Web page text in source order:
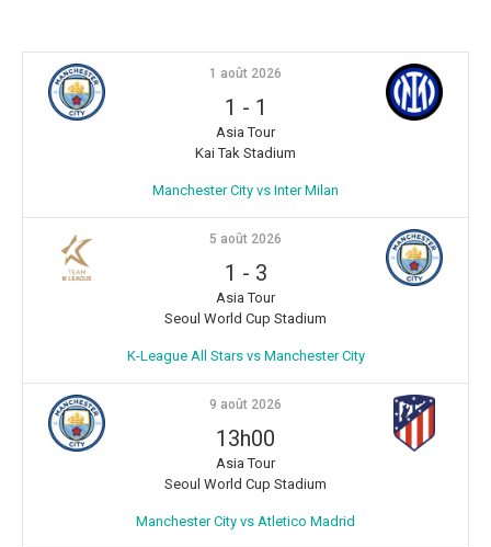
1 août 2026
1 - 1
Asia Tour
Kai Tak Stadium
Manchester City vs Inter Milan
5 août 2026
1 - 3
Asia Tour
Seoul World Cup Stadium
K-League All Stars vs Manchester City
9 août 2026
13h00
Asia Tour
Seoul World Cup Stadium
Manchester City vs Atletico Madrid